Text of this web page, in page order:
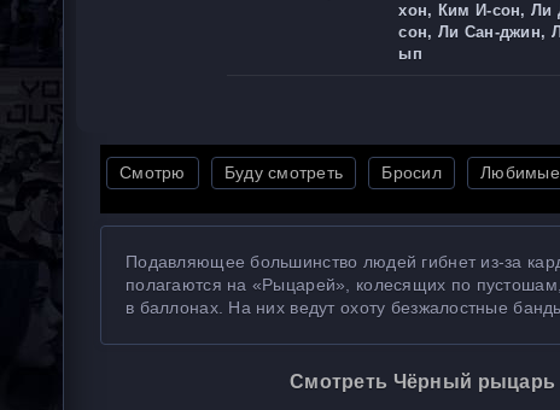
хон, Ким И-сон,
сон, Ли Сан-джин,
ып
Смотрю Буду смотреть Бросил Любимые
Подавляющее большинство людей гибнет из-за
полагаются на «Рыцарей», колесящих по
в баллонах. На них ведут охоту безжалостные
Смотреть Чёрный рыцарь